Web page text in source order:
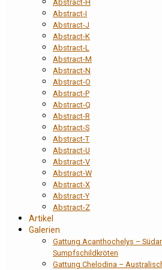
Abstract-H
Abstract-I
Abstract-J
Abstract-K
Abstract-L
Abstract-M
Abstract-N
Abstract-O
Abstract-P
Abstract-Q
Abstract-R
Abstract-S
Abstract-T
Abstract-U
Abstract-V
Abstract-W
Abstract-X
Abstract-Y
Abstract-Z
Artikel
Galerien
Gattung Acanthochelys –
Sumpfschildkröten
Gattung Chelodina –